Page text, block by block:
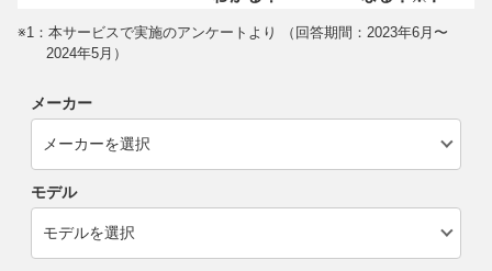
※1：本サービスで実施のアンケートより （回答期間：2023年6月〜
2024年5月）
メーカー
モデル